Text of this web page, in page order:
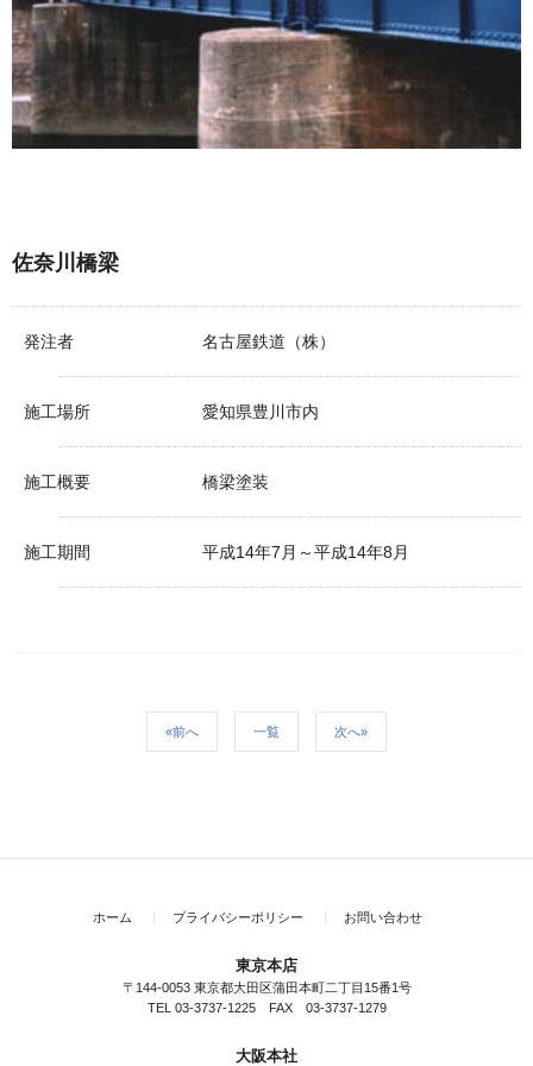
佐奈川橋梁
発注者 名古屋鉄道（株）
施工場所 愛知県豊川市内
施工概要 橋梁塗装
施工期間 平成14年7月～平成14年8月
«前へ 一覧 次へ»
ホーム プライバシーポリシー お問い合わせ
東京本店
〒144-0053 東京都大田区蒲田本町二丁目15番1号
TEL 03-3737-1225 FAX 03-3737-1279
大阪本社